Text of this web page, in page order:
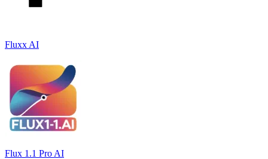
Fluxx AI
Flux 1.1 Pro AI